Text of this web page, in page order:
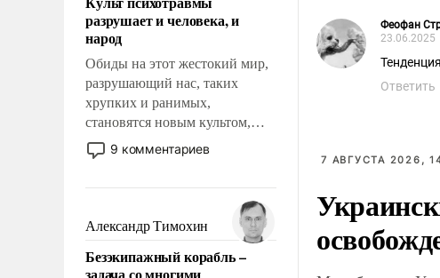
разрушает и человека, и
народ
Обиды на этот жестокий мир,
разрушающий нас, таких
хрупких и ранимых,
становятся новым культом,
постепенно вытесняя и
отменяя традиционное
мужественным и твердым под
ударами судьбы, брать на себя
ответственность, помогать
слабым, идти вперед и
9 комментариев
Александр Тимохин
Безэкипажный корабль –
задача со многими
Феофан
23.06.2025
Ответить
7 АВГУСТА 2026,